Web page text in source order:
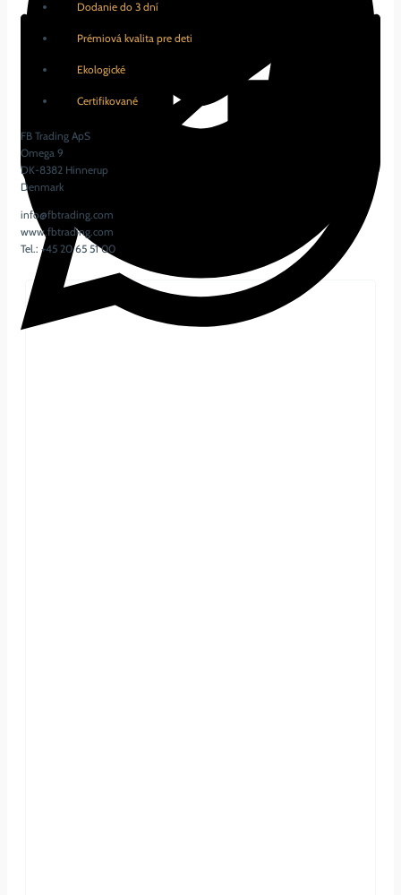
Dodanie do 3 dní
Prémiová kvalita pre deti
Ekologické
Certifikované
FB Trading ApS
Omega 9
DK-8382 Hinnerup
Denmark
info@fbtrading.com
www.fbtrading.com
Tel.: +45 20 65 51 00